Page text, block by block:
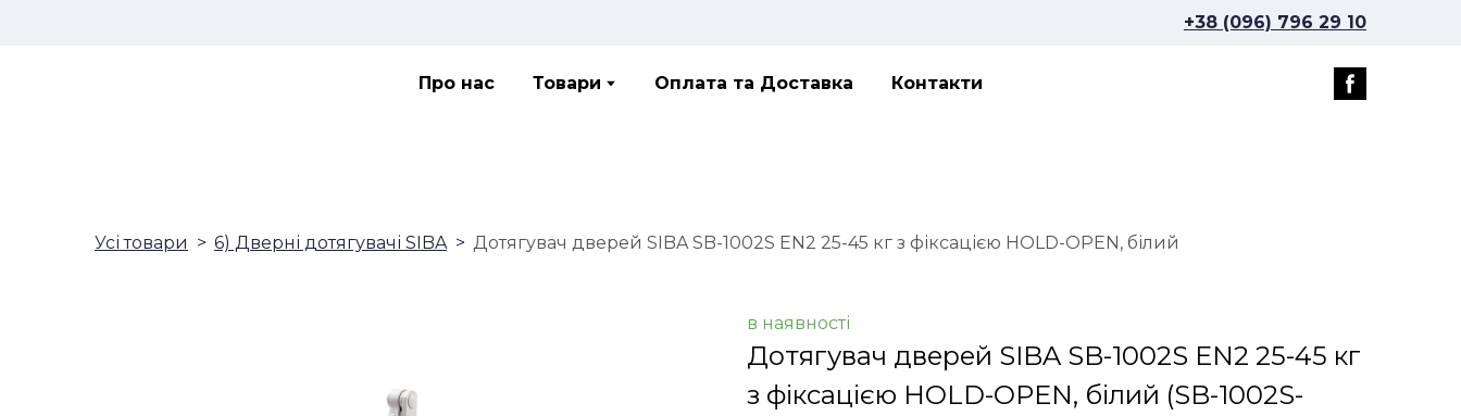
+38 (096) 796 29 10
Про нас Товари Оплата та Доставка Контакти
Усі товари 6) Дверні дотягувачі SIBA Дотягувач дверей SIBA SB-1002S EN2 25-45 кг з фіксацією HOLD-OPEN, білий
в наявності
Дотягувач дверей SIBA SB-1002S EN2 25-45 кг
з фіксацією HOLD-OPEN, білий (SB-1002S-